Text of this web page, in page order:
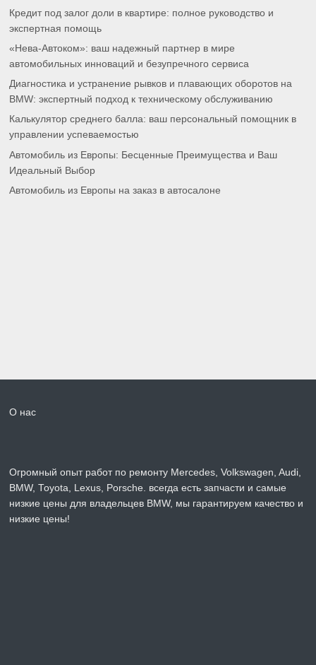
Кредит под залог доли в квартире: полное руководство и
экспертная помощь
«Нева-Автоком»: ваш надежный партнер в мире
автомобильных инноваций и безупречного сервиса
Диагностика и устранение рывков и плавающих оборотов на
BMW: экспертный подход к техническому обслуживанию
Калькулятор среднего балла: ваш персональный помощник в
управлении успеваемостью
Автомобиль из Европы: Бесценные Преимущества и Ваш
Идеальный Выбор
Автомобиль из Европы на заказ в автосалоне
О нас
Огромный опыт работ по ремонту Mercedes, Volkswagen, Audi,
BMW, Toyota, Lexus, Porsche. всегда есть запчасти и самые
низкие цены для владельцев BMW, мы гарантируем качество и
низкие цены!